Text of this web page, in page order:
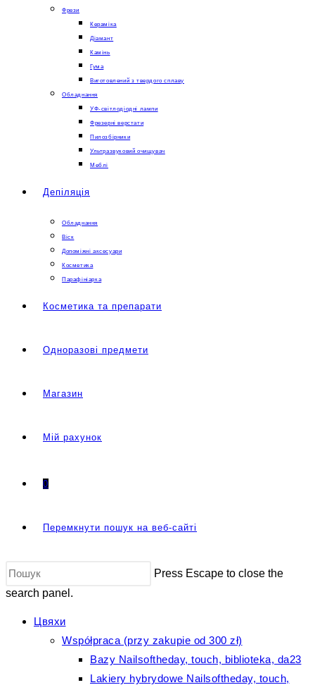
Фрези
Кераміка
Діамант
Камінь
Гума
Виготовлений з твердого сплаву
Обладнання
УФ-світлодіодні лампи
Фрезерні верстати
Пилозбірники
Ультразвуковий очищувач
Меблі
Депіляція
Обладнання
Віск
Допоміжні аксесуари
Косметика
Парафініарка
Косметика та препарати
Одноразові предмети
Магазин
Мій рахунок
0
Перемкнути пошук на веб-сайті
Press Escape to close the
search panel.
Цвяхи
Współpraca (przy zakupie od 300 zł)
Bazy Nailsoftheday, touch, biblioteka, da23
Lakiery hybrydowe Nailsoftheday, touch,